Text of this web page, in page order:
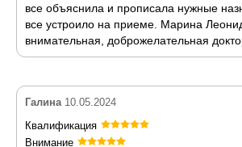
все объяснила и прописала нужные
все устроило на приеме. Марина
внимательная, доброжелательная
Галина 10.05.2024
Квалификация
Внимание